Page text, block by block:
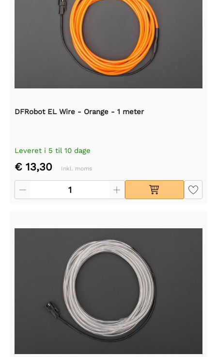
DFRobot EL Wire - Orange - 1 meter
Leveret i 5 til 10 dage
€ 13,30 Inkl. moms